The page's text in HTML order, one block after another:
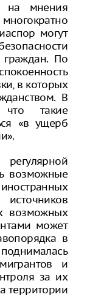
на мнения
могут
граждан. По
в которых
В
что такие
«в ущерб
возможные
возможных
может
в
и
за их
территории